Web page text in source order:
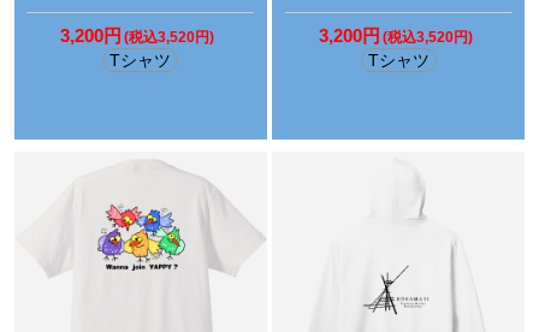
3,200円 (税込3,520円)
Tシャツ
3,200円 (税込3,520円)
Tシャツ